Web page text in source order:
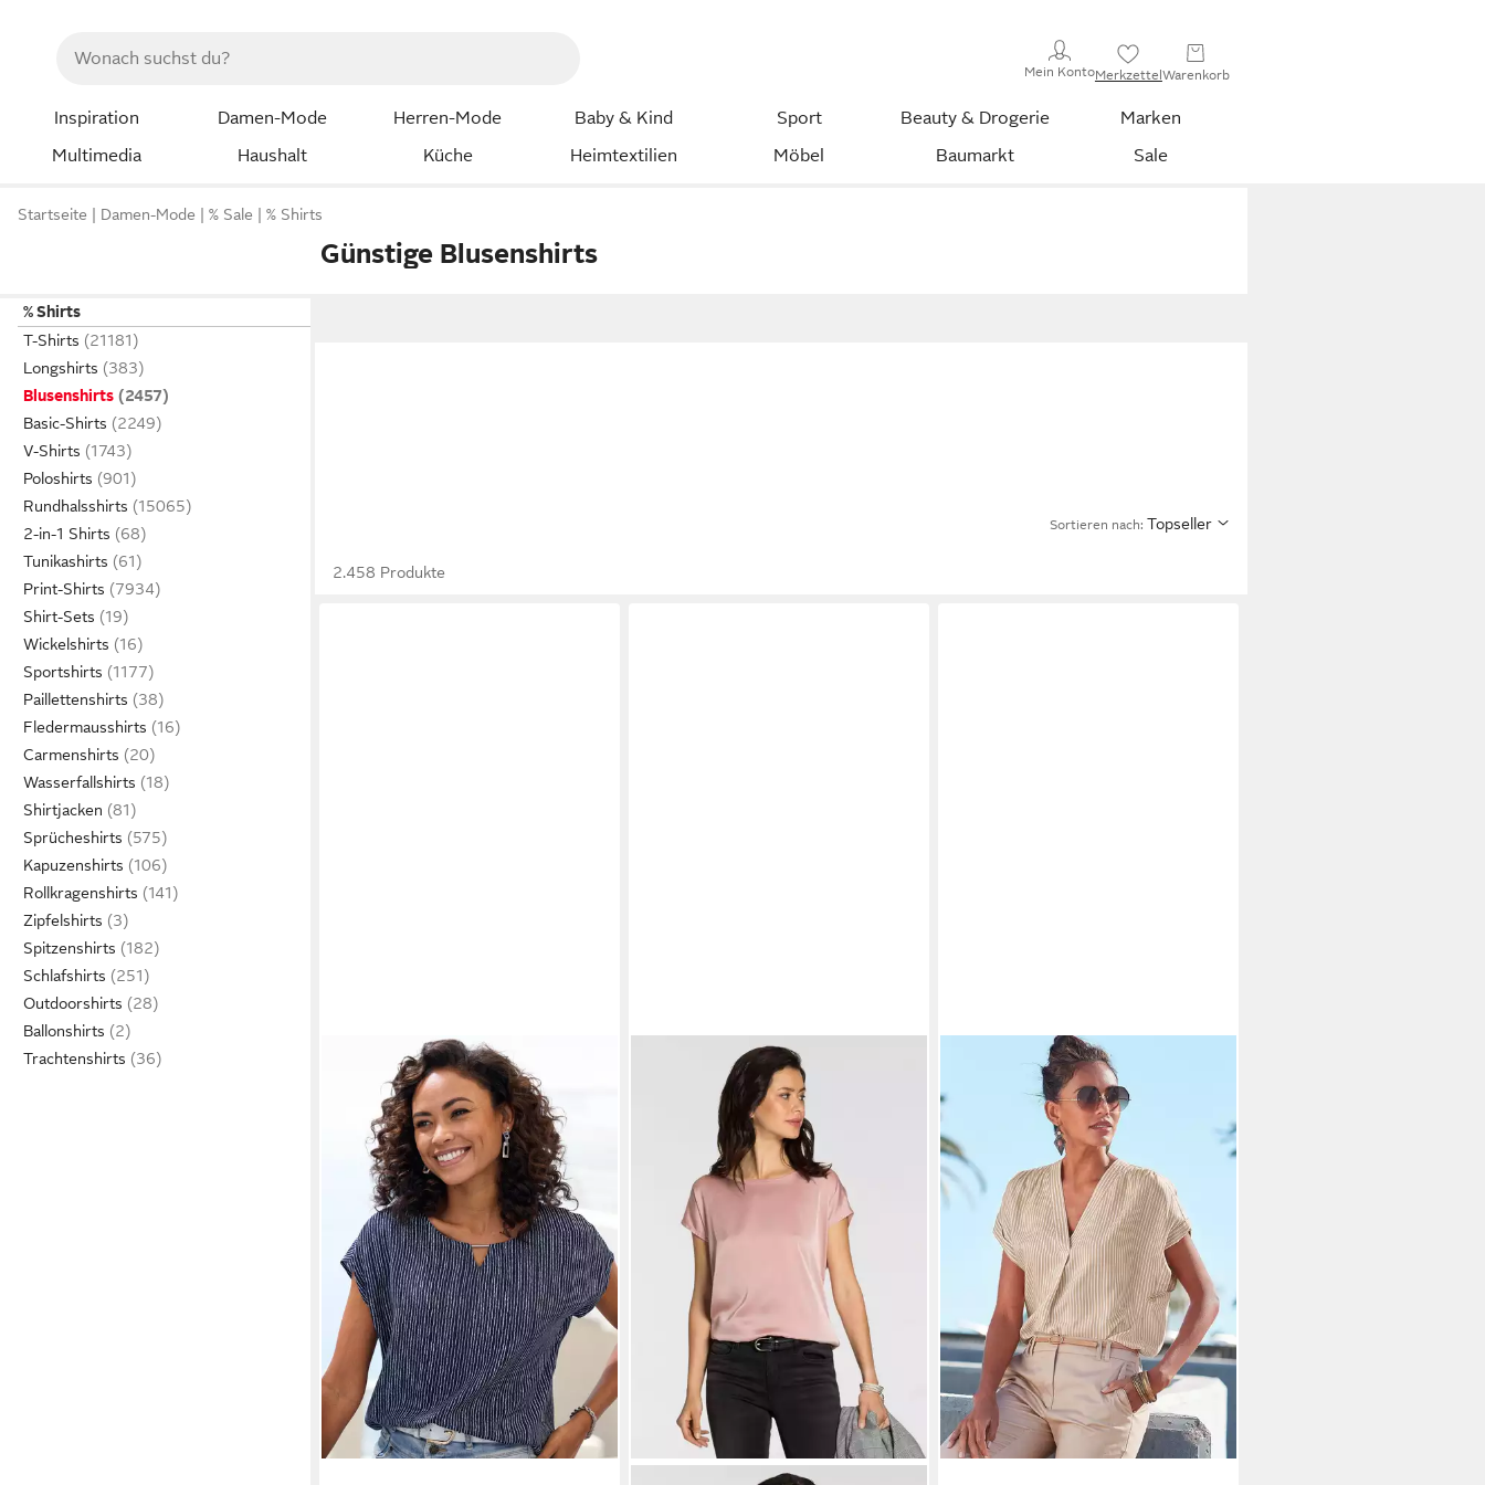
Mein KontoMerkzettelWarenkorb
Inspiration Damen-Mode Herren-Mode Baby & Kind Sport Beauty & Drogerie
Marken
Multimedia
Haushalt Küche Heimtextilien Möbel Baumarkt Sale
Startseite Damen-Mode % Sale % Shirts
Günstige Blusenshirts
% Shirts
T-Shirts
Longshirts
Blusenshirts
Basic-Shirts
V-Shirts
Poloshirts
Rundhalsshirts
2-in-1 Shirts
Tunikashirts
Print-Shirts
Shirt-Sets
Wickelshirts
Sportshirts
Paillettenshirts
Fledermausshirts
Carmenshirts
Wasserfallshirts
Shirtjacken
Sprücheshirts
Kapuzenshirts
Rollkragenshirts
Zipfelshirts
Spitzenshirts
Schlafshirts
Outdoorshirts
Ballonshirts
Trachtenshirts
Sortieren nach: Topseller
2.458 Produkte